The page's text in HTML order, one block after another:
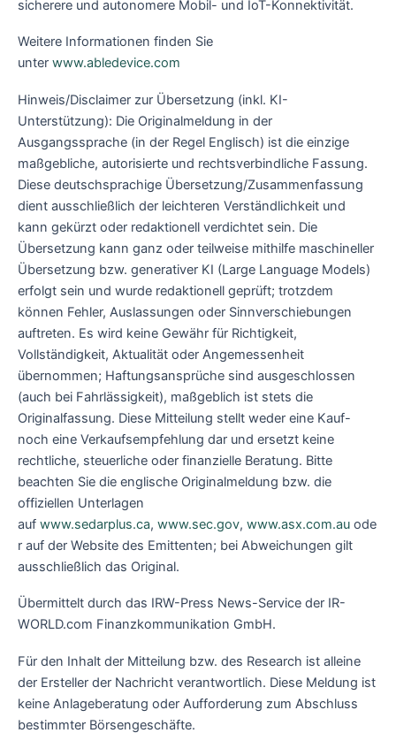
sicherere und autonomere Mobil- und IoT-Konnektivität.
Weitere Informationen finden Sie
unter www.abledevice.com
Hinweis/Disclaimer zur Übersetzung (inkl. KI-
Unterstützung): Die Originalmeldung in der
Ausgangssprache (in der Regel Englisch) ist die einzige
maßgebliche, autorisierte und rechtsverbindliche Fassung.
Diese deutschsprachige Übersetzung/Zusammenfassung
dient ausschließlich der leichteren Verständlichkeit und
kann gekürzt oder redaktionell verdichtet sein. Die
Übersetzung kann ganz oder teilweise mithilfe maschineller
Übersetzung bzw. generativer KI (Large Language Models)
erfolgt sein und wurde redaktionell geprüft; trotzdem
können Fehler, Auslassungen oder Sinnverschiebungen
auftreten. Es wird keine Gewähr für Richtigkeit,
Vollständigkeit, Aktualität oder Angemessenheit
übernommen; Haftungsansprüche sind ausgeschlossen
(auch bei Fahrlässigkeit), maßgeblich ist stets die
Originalfassung. Diese Mitteilung stellt weder eine Kauf-
noch eine Verkaufsempfehlung dar und ersetzt keine
rechtliche, steuerliche oder finanzielle Beratung. Bitte
beachten Sie die englische Originalmeldung bzw. die
offiziellen Unterlagen
auf www.sedarplus.ca, www.sec.gov, www.asx.com.au ode
r auf der Website des Emittenten; bei Abweichungen gilt
ausschließlich das Original.
Übermittelt durch das IRW-Press News-Service der IR-
WORLD.com Finanzkommunikation GmbH.
Für den Inhalt der Mitteilung bzw. des Research ist alleine
der Ersteller der Nachricht verantwortlich. Diese Meldung ist
keine Anlageberatung oder Aufforderung zum Abschluss
bestimmter Börsengeschäfte.